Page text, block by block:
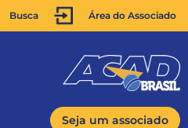
Busca Área do Associado
Seja um associado